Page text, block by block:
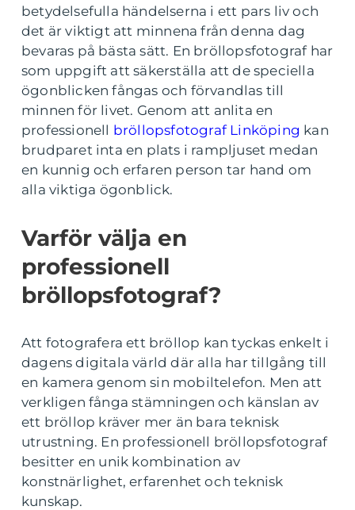
betydelsefulla händelserna i ett pars liv och
det är viktigt att minnena från denna dag
bevaras på bästa sätt. En bröllopsfotograf har
som uppgift att säkerställa att de speciella
ögonblicken fångas och förvandlas till
minnen för livet. Genom att anlita en
professionell bröllopsfotograf Linköping kan
brudparet inta en plats i rampljuset medan
en kunnig och erfaren person tar hand om
alla viktiga ögonblick.
Varför välja en
professionell
bröllopsfotograf?
Att fotografera ett bröllop kan tyckas enkelt i
dagens digitala värld där alla har tillgång till
en kamera genom sin mobiltelefon. Men att
verkligen fånga stämningen och känslan av
ett bröllop kräver mer än bara teknisk
utrustning. En professionell bröllopsfotograf
besitter en unik kombination av
konstnärlighet, erfarenhet och teknisk
kunskap.